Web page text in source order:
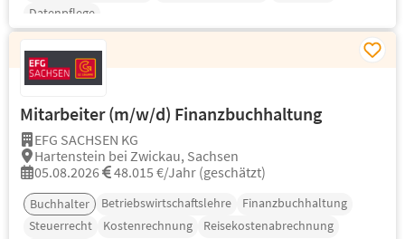
Datenpflege
Mitarbeiter (m/w/d) Finanzbuchhaltung
EFG SACHSEN KG
Hartenstein bei Zwickau, Sachsen
05.08.2026
48.015 €/Jahr (geschätzt)
Buchhalter Betriebswirtschaftslehre
Finanzbuchhaltung
Steuerrecht
Kostenrechnung
Reisekostenabrechnung